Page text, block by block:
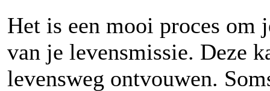
Het is een mooi proces om
van je levensmissie. Deze
levensweg ontvouwen.